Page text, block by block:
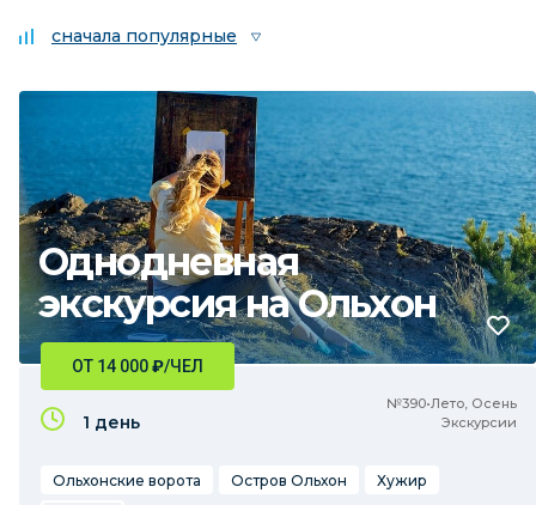
сначала популярные
Однодневная
экскурсия на Ольхон
№390•Лето, Осень
Экскурсии
ОТ 14 000₽/ЧЕЛ
1 день
Ольхонские ворота Остров Ольхон
Хужир